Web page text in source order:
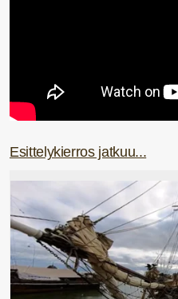
Esittelykierros jatkuu...